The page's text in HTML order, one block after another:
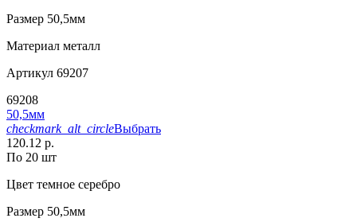
Размер 50,5мм
Материал металл
Артикул 69207
69208
50,5мм
checkmark_alt_circleВыбрать
120.12 р.
По 20 шт
Цвет темное серебро
Размер 50,5мм